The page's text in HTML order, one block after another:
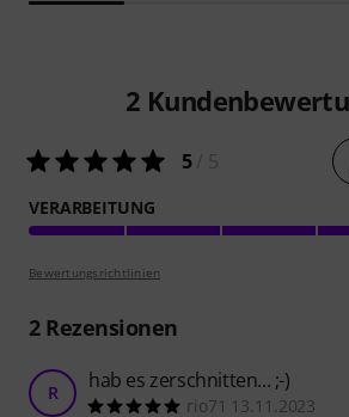
2
5/ 5
VERARBEITUNG
Bewertungsrichtlinien
2Rezensionen
R hab es zerschnitten... ;-)
rio71 13.11.2023